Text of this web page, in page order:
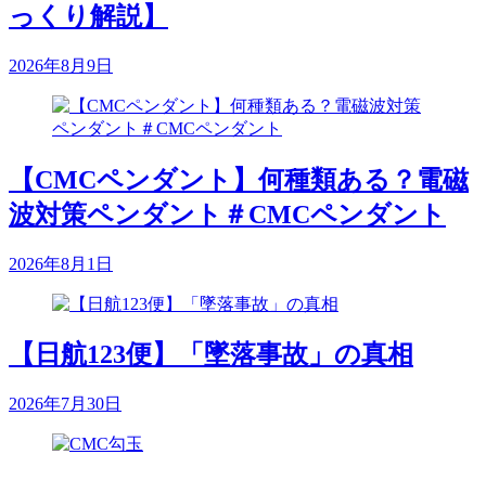
っくり解説】
2026年8月9日
【CMCペンダント】何種類ある？電磁
波対策ペンダント＃CMCペンダント
2026年8月1日
【日航123便】「墜落事故」の真相
2026年7月30日